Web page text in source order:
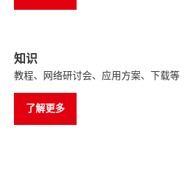
知识
教程、网络研讨会、应用方案、下载等
了解更多